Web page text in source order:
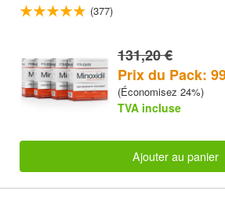
(377)
131,20 €
Prix du Pack:
(Économisez 24%)
TVA incluse
Ajouter au panier